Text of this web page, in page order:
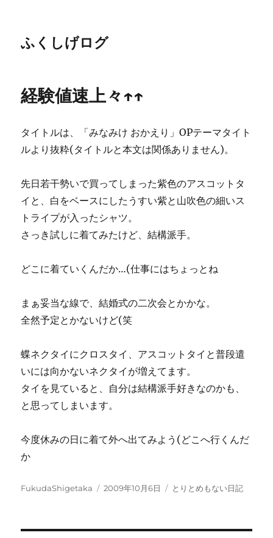
ふくしげログ
経験値速上々↑↑
タイトルは、「みなみけ おかえり」OPテーマタイト
ルより抜粋(タイトルと本文は関係ありません)。
先日若干勢いで買ってしまった紫色のアスコットタ
イと、白をベースにしたうすい紫と山吹色の細いス
トライプが入ったシャツ。
さっき試しに着てみたけど、結構派手。
どこに着ていくんだか…(仕事にはちょっとね
まぁ妥当な線で、結婚式の二次会とかかな。
全然予定とかないけど(笑
蝶ネクタイにクロスタイ、アスコットタイと普段遣
いには向かないネクタイが増えてます。
タイを見ていると、自分は結構派手好きなのかも、
と思ってしまいます。
今度休みの日に着て外へ出てみよう(どこへ行くんだ
か
投
FukudaShigetaka
投
2009年10月6日
カ
とりとめもない日記